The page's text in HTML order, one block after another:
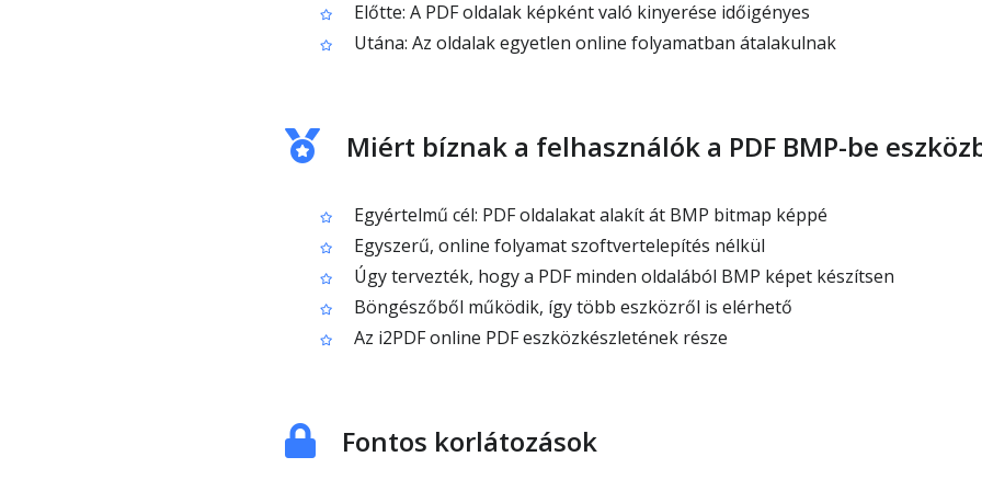
Előtte: A PDF oldalak képként való kinyerése időigényes
Utána: Az oldalak egyetlen online folyamatban átalakulnak
Miért bíznak a felhasználók a PDF BMP-be
Egyértelmű cél: PDF oldalakat alakít át BMP bitmap képpé
Egyszerű, online folyamat szoftvertelepítés nélkül
Úgy tervezték, hogy a PDF minden oldalából BMP képet készítsen
Böngészőből működik, így több eszközről is elérhető
Az i2PDF online PDF eszközkészletének része
Fontos korlátozások